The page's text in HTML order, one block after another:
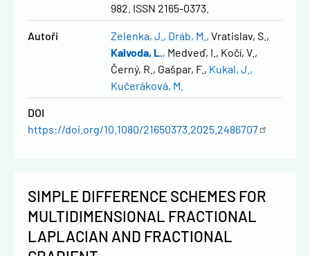
982. ISSN 2165-0373.
Autoři Zelenka, J. Dráb, M.
Vratislav, S.
Kalvoda, L.
Medveď, I.
Kočí, V.
Černý, R.
Gašpar, F. Kukal, J.
Kučeráková, M.
DOI
https://doi.org/10.1080/21650373.2025.2486707
SIMPLE DIFFERENCE SCHEMES FOR
MULTIDIMENSIONAL FRACTIONAL
LAPLACIAN AND FRACTIONAL